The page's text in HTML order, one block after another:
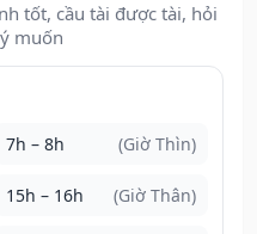
tốt, cầu tài được tài, hỏi
muốn
7h – 8h (Giờ Thìn)
15h – 16h (Giờ Thân)